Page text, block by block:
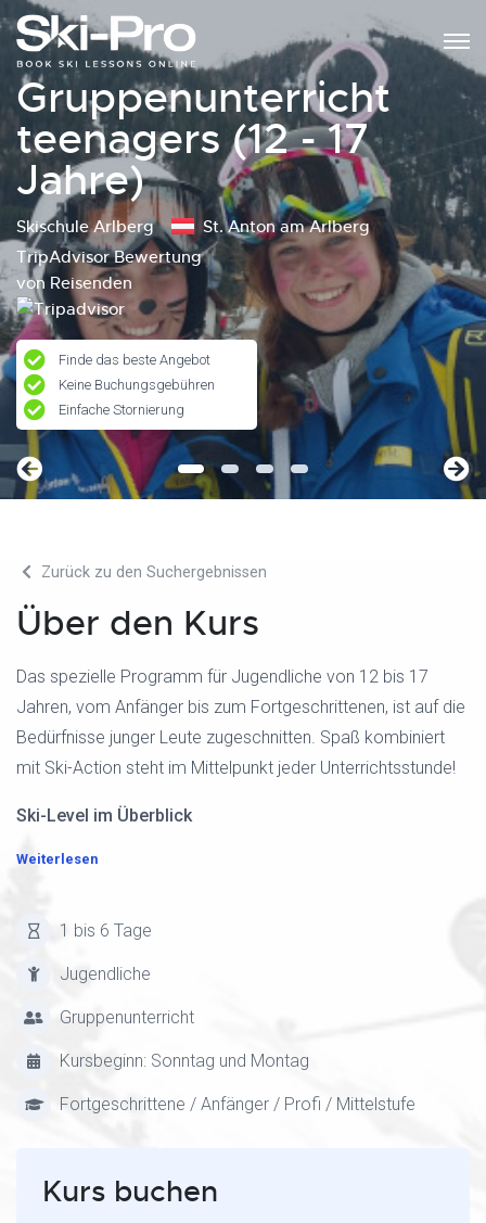
Gruppenunterricht
teenagers (12 - 17
Jahre)
Skischule Arlberg
St. Anton am Arlberg
TripAdvisor Bewertung
von Reisenden
Finde das beste Angebot
Keine Buchungsgebühren
Einfache Stornierung
Zurück zu den Suchergebnissen
Über den Kurs
Das spezielle Programm für Jugendliche von 12 bis 17
Jahren, vom Anfänger bis zum Fortgeschrittenen, ist auf die
Bedürfnisse junger Leute zugeschnitten. Spaß kombiniert
mit Ski-Action steht im Mittelpunkt jeder Unterrichtsstunde!
Ski-Level im Überblick
Weiterlesen
1 bis 6 Tage
Jugendliche
Gruppenunterricht
Kursbeginn: Sonntag und Montag
Fortgeschrittene / Anfänger / Profi / Mittelstufe
Kurs buchen